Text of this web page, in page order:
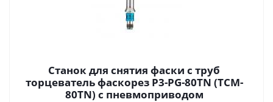
Станок для снятия фаски с труб
торцеватель фаскорез P3-PG-80TN (TCM-
80TN) с пневмоприводом